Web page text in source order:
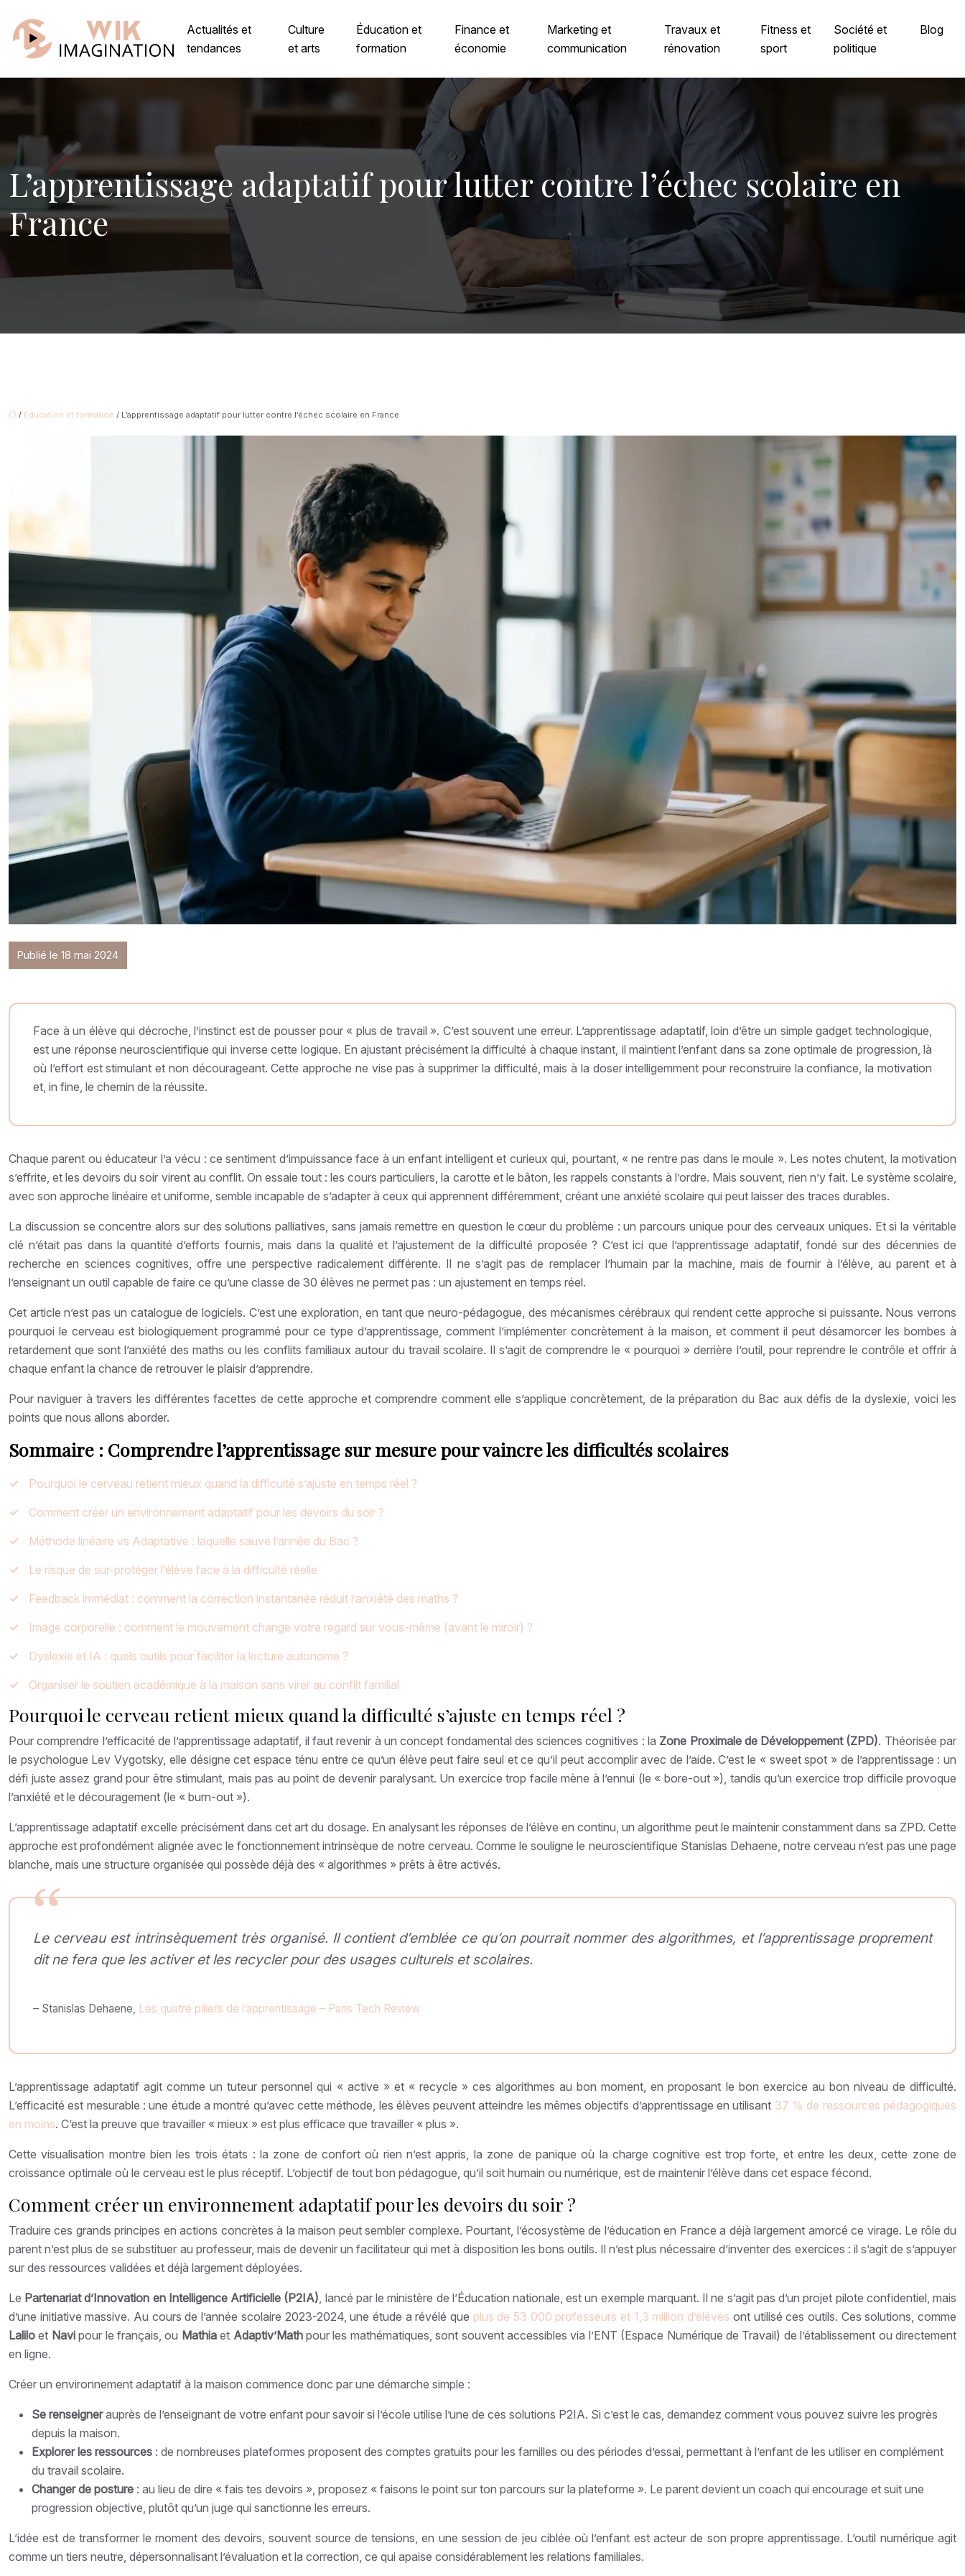
Actualités et
tendances
Culture
et arts
Éducation et
formation
Finance et
économie
Marketing et
communication
Travaux et
rénovation
Fitness et
sport
Société et
politique
Blog
L’apprentissage adaptatif pour lutter contre l’échec scolaire en
France
/ Éducation et formation / L’apprentissage adaptatif pour lutter contre l’échec scolaire en France
Publié le 18 mai 2024
Face à un élève qui décroche, l’instinct est de pousser pour « plus de travail ». C’est souvent une erreur. L’apprentissage adaptatif, loin d’être un simple gadget technologique,
est une réponse neuroscientifique qui inverse cette logique. En ajustant précisément la difficulté à chaque instant, il maintient l’enfant dans sa zone optimale de progression, là
où l’effort est stimulant et non décourageant. Cette approche ne vise pas à supprimer la difficulté, mais à la doser intelligemment pour reconstruire la confiance, la motivation
et, in fine, le chemin de la réussite.
Chaque parent ou éducateur l’a vécu : ce sentiment d’impuissance face à un enfant intelligent et curieux qui, pourtant, « ne rentre pas dans le moule ». Les notes chutent, la motivation
s’effrite, et les devoirs du soir virent au conflit. On essaie tout : les cours particuliers, la carotte et le bâton, les rappels constants à l’ordre. Mais souvent, rien n’y fait. Le système scolaire,
avec son approche linéaire et uniforme, semble incapable de s’adapter à ceux qui apprennent différemment, créant une anxiété scolaire qui peut laisser des traces durables.
La discussion se concentre alors sur des solutions palliatives, sans jamais remettre en question le cœur du problème : un parcours unique pour des cerveaux uniques. Et si la véritable
clé n’était pas dans la quantité d’efforts fournis, mais dans la qualité et l’ajustement de la difficulté proposée ? C’est ici que l’apprentissage adaptatif, fondé sur des décennies de
recherche en sciences cognitives, offre une perspective radicalement différente. Il ne s’agit pas de remplacer l’humain par la machine, mais de fournir à l’élève, au parent et à
l’enseignant un outil capable de faire ce qu’une classe de 30 élèves ne permet pas : un ajustement en temps réel.
Cet article n’est pas un catalogue de logiciels. C’est une exploration, en tant que neuro-pédagogue, des mécanismes cérébraux qui rendent cette approche si puissante. Nous verrons
pourquoi le cerveau est biologiquement programmé pour ce type d’apprentissage, comment l’implémenter concrètement à la maison, et comment il peut désamorcer les bombes à
retardement que sont l’anxiété des maths ou les conflits familiaux autour du travail scolaire. Il s’agit de comprendre le « pourquoi » derrière l’outil, pour reprendre le contrôle et offrir à
chaque enfant la chance de retrouver le plaisir d’apprendre.
Pour naviguer à travers les différentes facettes de cette approche et comprendre comment elle s’applique concrètement, de la préparation du Bac aux défis de la dyslexie, voici les
points que nous allons aborder.
Sommaire : Comprendre l’apprentissage sur mesure pour vaincre les difficultés scolaires
Pourquoi le cerveau retient mieux quand la difficulté s’ajuste en temps réel ?
Comment créer un environnement adaptatif pour les devoirs du soir ?
Méthode linéaire vs Adaptative : laquelle sauve l’année du Bac ?
Le risque de sur-protéger l’élève face à la difficulté réelle
Feedback immédiat : comment la correction instantanée réduit l’anxiété des maths ?
Image corporelle : comment le mouvement change votre regard sur vous-même (avant le miroir) ?
Dyslexie et IA : quels outils pour faciliter la lecture autonome ?
Organiser le soutien académique à la maison sans virer au conflit familial
Pourquoi le cerveau retient mieux quand la difficulté s’ajuste en temps réel ?
Pour comprendre l’efficacité de l’apprentissage adaptatif, il faut revenir à un concept fondamental des sciences cognitives : la Zone Proximale de Développement (ZPD). Théorisée par
le psychologue Lev Vygotsky, elle désigne cet espace ténu entre ce qu’un élève peut faire seul et ce qu’il peut accomplir avec de l’aide. C’est le « sweet spot » de l’apprentissage : un
défi juste assez grand pour être stimulant, mais pas au point de devenir paralysant. Un exercice trop facile mène à l’ennui (le « bore-out »), tandis qu’un exercice trop difficile provoque
l’anxiété et le découragement (le « burn-out »).
L’apprentissage adaptatif excelle précisément dans cet art du dosage. En analysant les réponses de l’élève en continu, un algorithme peut le maintenir constamment dans sa ZPD. Cette
approche est profondément alignée avec le fonctionnement intrinsèque de notre cerveau. Comme le souligne le neuroscientifique Stanislas Dehaene, notre cerveau n’est pas une page
blanche, mais une structure organisée qui possède déjà des « algorithmes » prêts à être activés.
Le cerveau est intrinsèquement très organisé. Il contient d’emblée ce qu’on pourrait nommer des algorithmes, et l’apprentissage proprement
dit ne fera que les activer et les recycler pour des usages culturels et scolaires.
– Stanislas Dehaene, Les quatre piliers de l’apprentissage – Paris Tech Review
L’apprentissage adaptatif agit comme un tuteur personnel qui « active » et « recycle » ces algorithmes au bon moment, en proposant le bon exercice au bon niveau de difficulté.
L’efficacité est mesurable : une étude a montré qu’avec cette méthode, les élèves peuvent atteindre les mêmes objectifs d’apprentissage en utilisant 37 % de ressources pédagogiques
en moins. C’est la preuve que travailler « mieux » est plus efficace que travailler « plus ».
Cette visualisation montre bien les trois états : la zone de confort où rien n’est appris, la zone de panique où la charge cognitive est trop forte, et entre les deux, cette zone de
croissance optimale où le cerveau est le plus réceptif. L’objectif de tout bon pédagogue, qu’il soit humain ou numérique, est de maintenir l’élève dans cet espace fécond.
Comment créer un environnement adaptatif pour les devoirs du soir ?
Traduire ces grands principes en actions concrètes à la maison peut sembler complexe. Pourtant, l’écosystème de l’éducation en France a déjà largement amorcé ce virage. Le rôle du
parent n’est plus de se substituer au professeur, mais de devenir un facilitateur qui met à disposition les bons outils. Il n’est plus nécessaire d’inventer des exercices : il s’agit de s’appuyer
sur des ressources validées et déjà largement déployées.
Le Partenariat d’Innovation en Intelligence Artificielle (P2IA), lancé par le ministère de l’Éducation nationale, est un exemple marquant. Il ne s’agit pas d’un projet pilote confidentiel, mais
d’une initiative massive. Au cours de l’année scolaire 2023-2024, une étude a révélé que plus de 53 000 professeurs et 1,3 million d’élèves ont utilisé ces outils. Ces solutions, comme
Lalilo et Navipour le français, ou Mathiaet Adaptiv’Mathpour les mathématiques, sont souvent accessibles via l’ENT (Espace Numérique de Travail) de l’établissement ou directement
en ligne.
Créer un environnement adaptatif à la maison commence donc par une démarche simple :
Se renseignerauprès de l’enseignant de votre enfant pour savoir si l’école utilise l’une de ces solutions P2IA. Si c’est le cas, demandez comment vous pouvez suivre les progrès
depuis la maison.
Explorer les ressources : de nombreuses plateformes proposent des comptes gratuits pour les familles ou des périodes d’essai, permettant à l’enfant de les utiliser en complément
du travail scolaire.
Changer de posture : au lieu de dire « fais tes devoirs », proposez « faisons le point sur ton parcours sur la plateforme ». Le parent devient un coach qui encourage et suit une
progression objective, plutôt qu’un juge qui sanctionne les erreurs.
L’idée est de transformer le moment des devoirs, souvent source de tensions, en une session de jeu ciblée où l’enfant est acteur de son propre apprentissage. L’outil numérique agit
comme un tiers neutre, dépersonnalisant l’évaluation et la correction, ce qui apaise considérablement les relations familiales.